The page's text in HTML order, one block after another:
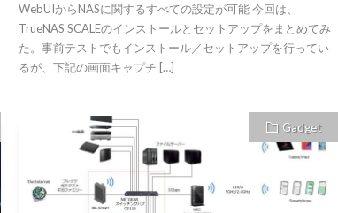
WebUIからNASに関するすべての設定が可能 今回は、
TrueNAS SCALEのインストールとセットアップをまとめてみ
た。事前テストでもインストール／セットアップを行ってい
るが、下記の画面キャプチ […]
Gadget